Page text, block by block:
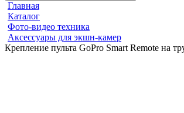
Главная
Каталог
Фото-видео техника
Аксессуары для экшн-камер
Крепление пульта GoPro Smart Remote на